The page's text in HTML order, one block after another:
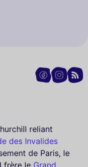
reliant
des Invalides
de Paris, le